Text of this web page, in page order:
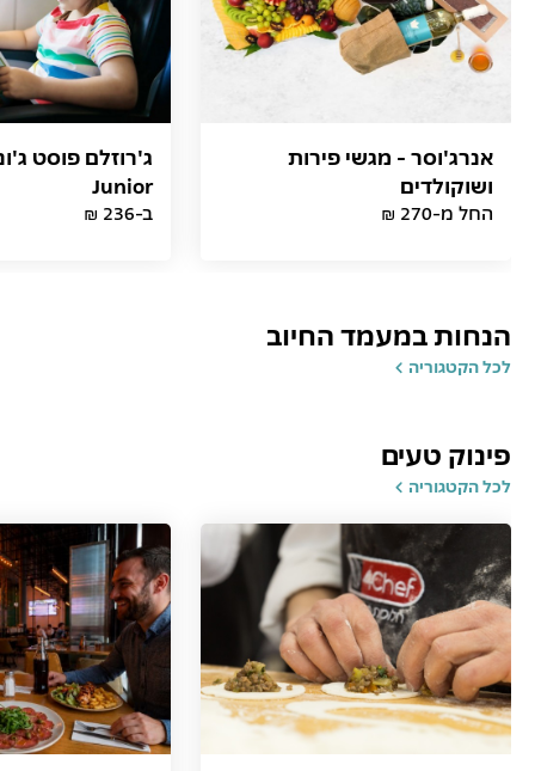
אנרג'וסר - מגשי פירות
ושוקולדים
החל מ-270 ₪
Junior
ב-236 ₪
הנחות במעמד החיוב
לכל הקטגוריה
פינוק טעים
לכל הקטגוריה